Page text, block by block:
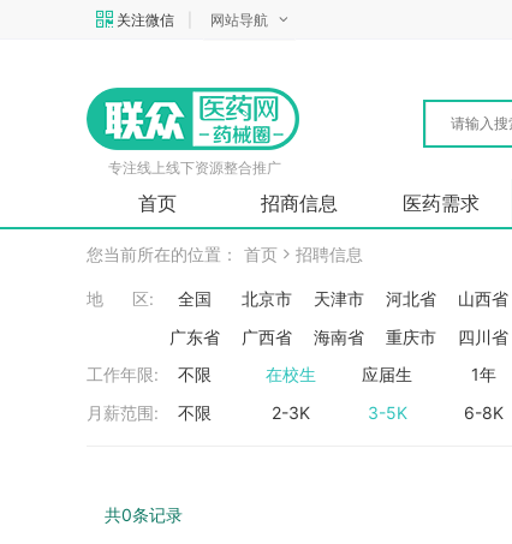
关注微信 网站导航
专注线上线下资源整合推广
首页 招商信息 医药需求
您当前所在的位置： 首页 招聘信息
地 区: 全国 北京市 天津市 河北省 山西省
广东省
广西省 海南省 重庆市 四川省
工作年限:
不限 在校生 应届生 1年
月薪范围:
不限 2-3K 3-5K 6-8K
共0条记录